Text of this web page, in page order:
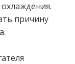
причину